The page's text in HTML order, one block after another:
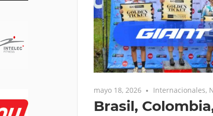
mayo 18, 2026 Internacionales,
Brasil,